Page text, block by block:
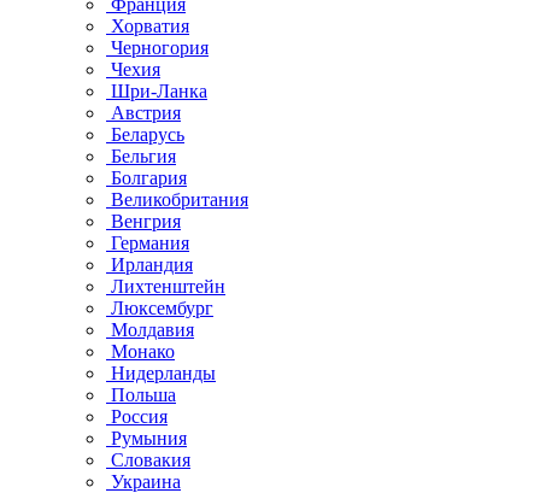
Франция
Хорватия
Черногория
Чехия
Шри-Ланка
Австрия
Беларусь
Бельгия
Болгария
Великобритания
Венгрия
Германия
Ирландия
Лихтенштейн
Люксембург
Молдавия
Монако
Нидерланды
Польша
Россия
Румыния
Словакия
Украина